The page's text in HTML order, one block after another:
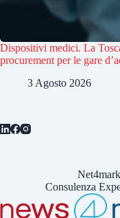
Dispositivi medici. La
procurement per le gare
3 Agosto 2026
Consulenza